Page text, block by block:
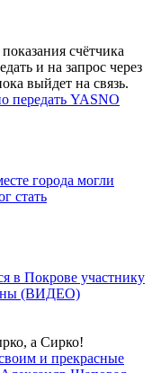
счётчика
и на запрос через
выйдет на связь.
передать YASNO
города могли
стать
в Покрове участнику
(ВИДЕО)
а Сирко!
и прекрасные